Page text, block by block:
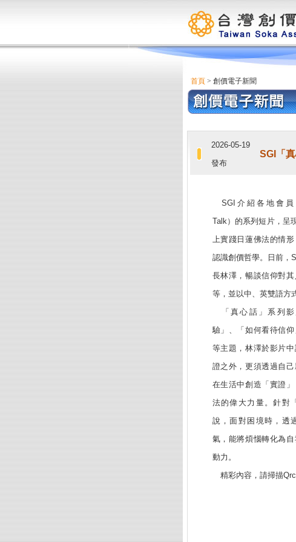
首頁> 創價電子新聞
2026-05-19
發布
SGI「
SGI介紹各地會員
Talk）的系列短片，呈
上實踐日蓮佛法的情
認識創價哲學。日前，
長林澤，暢談信仰對
等，並以中、英雙語方
「真心話」系列影
驗」、「如何看待信仰
等主題，林澤於影片
證之外，更須透過自
在生活中創造「實證
法的偉大力量。針對
說，面對困境時，透
氣，能將煩惱轉化為
動力。
精彩內容，請掃描